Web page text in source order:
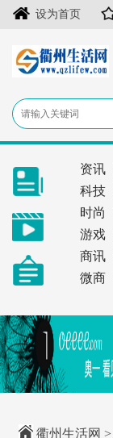
设为首页
资讯
科技
时尚
游戏
商讯
微商
衢州生活网 >